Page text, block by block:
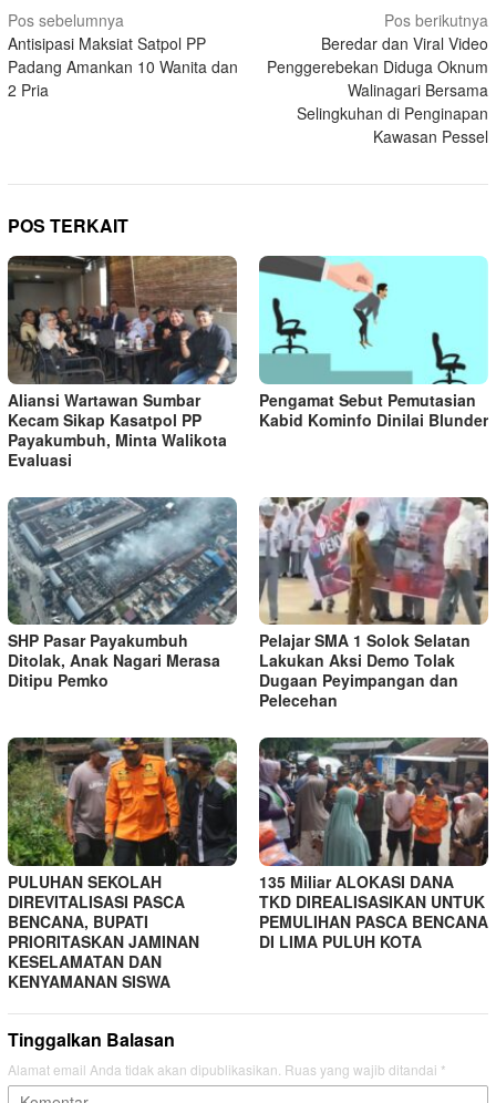
Navigasi
pos
Pos sebelumnya
Antisipasi Maksiat Satpol PP
Padang Amankan 10 Wanita dan
2 Pria
Pos berikutnya
Beredar dan Viral Video
Penggerebekan Diduga Oknum
Walinagari Bersama
Selingkuhan di Penginapan
Kawasan Pessel
POS TERKAIT
Aliansi Wartawan Sumbar
Kecam Sikap Kasatpol PP
Payakumbuh, Minta Walikota
Evaluasi
Pengamat Sebut Pemutasian
Kabid Kominfo Dinilai Blunder
SHP Pasar Payakumbuh
Ditolak, Anak Nagari Merasa
Ditipu Pemko
Pelajar SMA 1 Solok Selatan
Lakukan Aksi Demo Tolak
Dugaan Peyimpangan dan
Pelecehan
PULUHAN SEKOLAH
DIREVITALISASI PASCA
BENCANA, BUPATI
PRIORITASKAN JAMINAN
KESELAMATAN DAN
KENYAMANAN SISWA
135 Miliar ALOKASI DANA
TKD DIREALISASIKAN UNTUK
PEMULIHAN PASCA BENCANA
DI LIMA PULUH KOTA
Tinggalkan Balasan
Alamat email Anda tidak akan dipublikasikan. Ruas yang wajib ditandai *